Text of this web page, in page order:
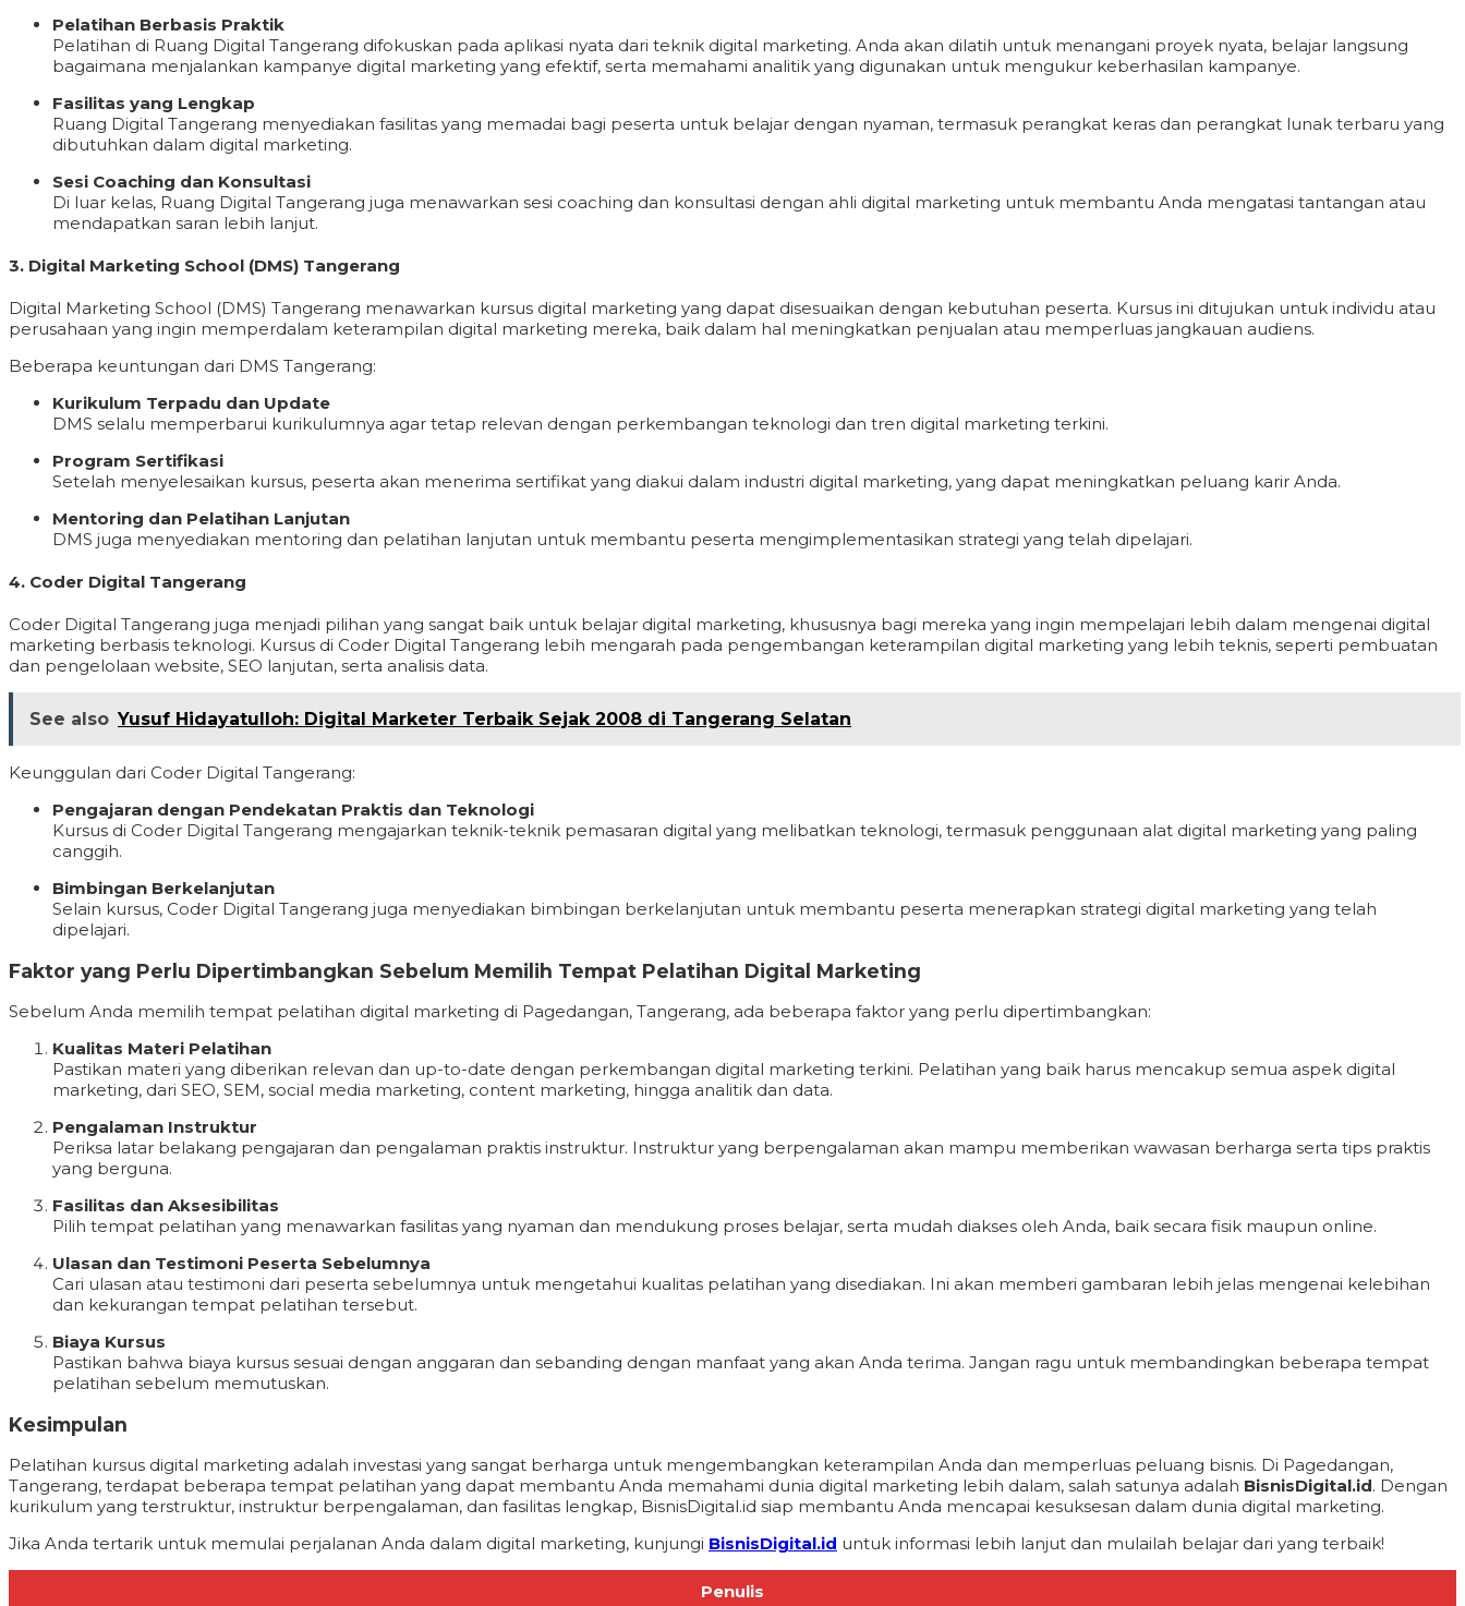
Pelatihan Berbasis Praktik
Pelatihan di Ruang Digital Tangerang difokuskan pada aplikasi nyata dari teknik digital marketing. Anda akan dilatih untuk menangani proyek nyata, belajar langsung
bagaimana menjalankan kampanye digital marketing yang efektif, serta memahami analitik yang digunakan untuk mengukur keberhasilan kampanye.
Fasilitas yang Lengkap
Ruang Digital Tangerang menyediakan fasilitas yang memadai bagi peserta untuk belajar dengan nyaman, termasuk perangkat keras dan perangkat lunak terbaru yang
dibutuhkan dalam digital marketing.
Sesi Coaching dan Konsultasi
Di luar kelas, Ruang Digital Tangerang juga menawarkan sesi coaching dan konsultasi dengan ahli digital marketing untuk membantu Anda mengatasi tantangan atau
mendapatkan saran lebih lanjut.
3. Digital Marketing School (DMS) Tangerang
Digital Marketing School (DMS) Tangerang menawarkan kursus digital marketing yang dapat disesuaikan dengan kebutuhan peserta. Kursus ini ditujukan untuk individu atau
perusahaan yang ingin memperdalam keterampilan digital marketing mereka, baik dalam hal meningkatkan penjualan atau memperluas jangkauan audiens.
Beberapa keuntungan dari DMS Tangerang:
Kurikulum Terpadu dan Update
DMS selalu memperbarui kurikulumnya agar tetap relevan dengan perkembangan teknologi dan tren digital marketing terkini.
Program Sertifikasi
Setelah menyelesaikan kursus, peserta akan menerima sertifikat yang diakui dalam industri digital marketing, yang dapat meningkatkan peluang karir Anda.
Mentoring dan Pelatihan Lanjutan
DMS juga menyediakan mentoring dan pelatihan lanjutan untuk membantu peserta mengimplementasikan strategi yang telah dipelajari.
4. Coder Digital Tangerang
Coder Digital Tangerang juga menjadi pilihan yang sangat baik untuk belajar digital marketing, khususnya bagi mereka yang ingin mempelajari lebih dalam mengenai digital
marketing berbasis teknologi. Kursus di Coder Digital Tangerang lebih mengarah pada pengembangan keterampilan digital marketing yang lebih teknis, seperti pembuatan
dan pengelolaan website, SEO lanjutan, serta analisis data.
See also Yusuf Hidayatulloh: Digital Marketer Terbaik Sejak 2008 di Tangerang Selatan
Keunggulan dari Coder Digital Tangerang:
Pengajaran dengan Pendekatan Praktis dan Teknologi
Kursus di Coder Digital Tangerang mengajarkan teknik-teknik pemasaran digital yang melibatkan teknologi, termasuk penggunaan alat digital marketing yang paling
canggih.
Bimbingan Berkelanjutan
Selain kursus, Coder Digital Tangerang juga menyediakan bimbingan berkelanjutan untuk membantu peserta menerapkan strategi digital marketing yang telah
dipelajari.
Faktor yang Perlu Dipertimbangkan Sebelum Memilih Tempat Pelatihan Digital Marketing
Sebelum Anda memilih tempat pelatihan digital marketing di Pagedangan, Tangerang, ada beberapa faktor yang perlu dipertimbangkan:
Kualitas Materi Pelatihan
Pastikan materi yang diberikan relevan dan up-to-date dengan perkembangan digital marketing terkini. Pelatihan yang baik harus mencakup semua aspek digital
marketing, dari SEO, SEM, social media marketing, content marketing, hingga analitik dan data.
Pengalaman Instruktur
Periksa latar belakang pengajaran dan pengalaman praktis instruktur. Instruktur yang berpengalaman akan mampu memberikan wawasan berharga serta tips praktis
yang berguna.
Fasilitas dan Aksesibilitas
Pilih tempat pelatihan yang menawarkan fasilitas yang nyaman dan mendukung proses belajar, serta mudah diakses oleh Anda, baik secara fisik maupun online.
Ulasan dan Testimoni Peserta Sebelumnya
Cari ulasan atau testimoni dari peserta sebelumnya untuk mengetahui kualitas pelatihan yang disediakan. Ini akan memberi gambaran lebih jelas mengenai kelebihan
dan kekurangan tempat pelatihan tersebut.
Biaya Kursus
Pastikan bahwa biaya kursus sesuai dengan anggaran dan sebanding dengan manfaat yang akan Anda terima. Jangan ragu untuk membandingkan beberapa tempat
pelatihan sebelum memutuskan.
Kesimpulan
Pelatihan kursus digital marketing adalah investasi yang sangat berharga untuk mengembangkan keterampilan Anda dan memperluas peluang bisnis. Di Pagedangan,
Tangerang, terdapat beberapa tempat pelatihan yang dapat membantu Anda memahami dunia digital marketing lebih dalam, salah satunya adalah BisnisDigital.id. Dengan
kurikulum yang terstruktur, instruktur berpengalaman, dan fasilitas lengkap, BisnisDigital.id siap membantu Anda mencapai kesuksesan dalam dunia digital marketing.
Jika Anda tertarik untuk memulai perjalanan Anda dalam digital marketing, kunjungi BisnisDigital.id untuk informasi lebih lanjut dan mulailah belajar dari yang terbaik!
Penulis